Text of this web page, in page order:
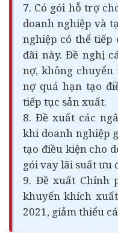
7. Có gói hỗ trợ
doanh nghiệp và
nghiệp có thể tiếp
đãi này. Đề nghị
nợ, không
nợ quá hạn tạo
tiếp tục sản xuất.
8. Đề xuất các
khi doanh nghiệp
tạo điều kiện cho
gói vay lãi suất ưu
9. Đề xuất Chính
khuyến khích
2021, giảm thiểu